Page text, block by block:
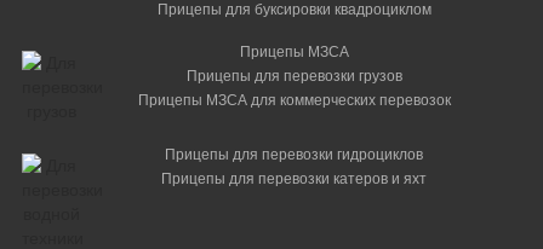
Прицепы для буксировки квадроциклом
Прицепы МЗСА
Прицепы для перевозки грузов
Прицепы МЗСА для коммерческих перевозок
Прицепы для перевозки гидроциклов
Прицепы для перевозки катеров и яхт